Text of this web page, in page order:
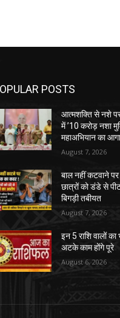
POSTS
आत्मशक्ति से नशे पर
में ’10 करोड़ नशा
महाअभियान का
August 7, 2026
बाल नहीं कटवाने
छात्रों को डंडे से
बिगड़ी तबीयत
August 7, 2026
इन 5 राशि वालों
अटके काम होंगे पूरे
August 6, 2026